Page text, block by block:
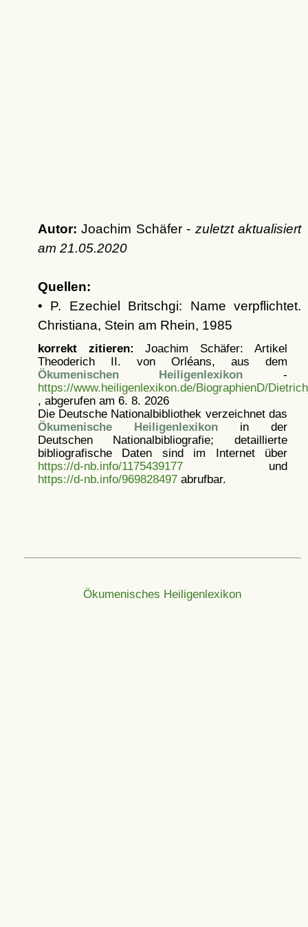
Autor: Joachim Schäfer - zuletzt aktualisiert
am 21.05.2020
Quellen:
• P. Ezechiel Britschgi: Name verpflichtet.
Christiana, Stein am Rhein, 1985
korrekt zitieren: Joachim Schäfer: Artikel
Theoderich II. von Orléans, aus dem
Ökumenischen Heiligenlexikon -
https://www.heiligenlexikon.de/BiographienD/
, abgerufen am 6. 8. 2026
Die Deutsche Nationalbibliothek verzeichnet das
Ökumenische Heiligenlexikonin der
Deutschen Nationalbibliografie; detaillierte
bibliografische Daten sind im Internet über
https://d-nb.info/1175439177und
https://d-nb.info/969828497abrufbar.
Ökumenisches Heiligenlexikon